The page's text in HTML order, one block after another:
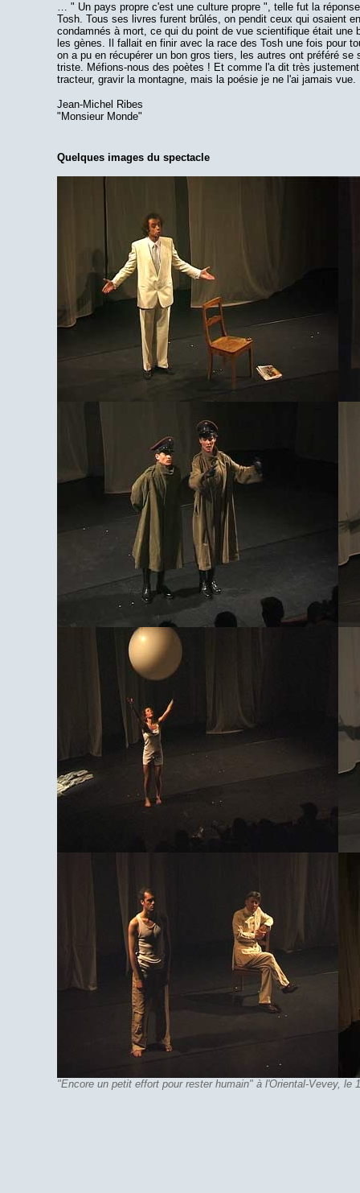
… " Un pays propre c'est une culture propre ", telle fut la
Tosh. Tous ses livres furent brûlés, on pendit ceux qui osaient
condamnés à mort, ce qui du point de vue scientifique était
les gènes. Il fallait en finir avec la race des Tosh une fois pour
on a pu en récupérer un bon gros tiers, les autres ont préféré
triste. Méfions-nous des poètes ! Et comme l'a dit très
tracteur, gravir la montagne, mais la poésie je ne l'ai jamais
Jean-Michel Ribes
"Monsieur Monde"
Quelques images du spectacle
"Encore un petit effort pour rester humain" à l'Oriental-Vevey, le